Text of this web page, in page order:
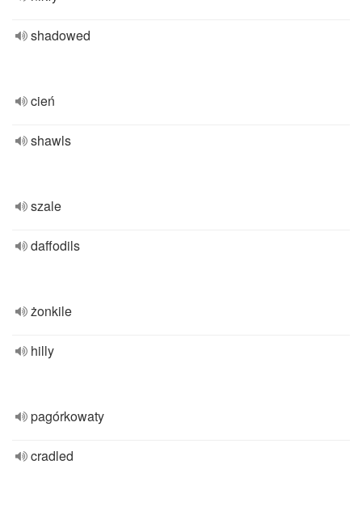
shadowed
cień
shawls
szale
daffodils
żonkile
hilly
pagórkowaty
cradled